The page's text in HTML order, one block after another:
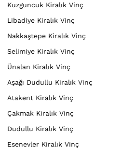
Kuzguncuk Kiralık Vinç
Libadiye Kiralık Vinç
Nakkaştepe Kiralık Vinç
Selimiye Kiralık Vinç
Ünalan Kiralık Vinç
Aşağı Dudullu Kiralık Vinç
Atakent Kiralık Vinç
Çakmak Kiralık Vinç
Dudullu Kiralık Vinç
Esenevler Kiralık Vinç